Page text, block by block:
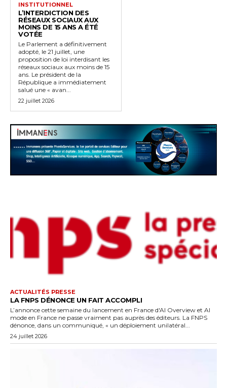
INSTITUTIONNEL
L’INTERDICTION DES
RÉSEAUX SOCIAUX AUX
MOINS DE 15 ANS A ÉTÉ
VOTÉE
Le Parlement a définitivement
adopté, le 21 juillet, une
proposition de loi interdisant les
réseaux sociaux aux moins de 15
ans. Le président de la
République a immédiatement
salué une « avan...
22 juillet 2026
ACTUALITÉS PRESSE
LA FNPS DÉNONCE UN FAIT ACCOMPLI
L’annonce cette semaine du lancement en France d'AI Overview et AI
mode en France ne passe vraiment pas auprès des éditeurs. La FNPS
dénonce, dans un communiqué, « un déploiement unilatéral...
24 juillet 2026